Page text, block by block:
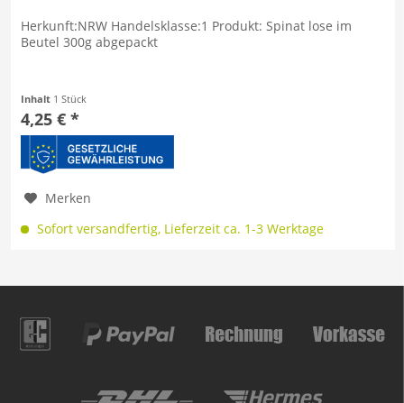
Herkunft:NRW Handelsklasse:1 Produkt: Spinat lose im
Beutel 300g abgepackt
Inhalt 1 Stück
4,25 € *
Merken
Sofort versandfertig, Lieferzeit ca. 1-3 Werktage